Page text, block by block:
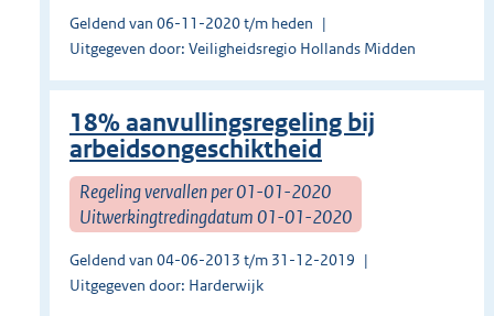
Geldend van 06-11-2020 t/m heden
Uitgegeven door: Veiligheidsregio Hollands Midden
18% aanvullingsregeling bij
arbeidsongeschiktheid
Regeling vervallen per 01-01-2020
Uitwerkingtredingdatum 01-01-2020
Geldend van 04-06-2013 t/m 31-12-2019
Uitgegeven door: Harderwijk